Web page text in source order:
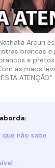
Nathalia Arcuri
brancas e
e
as mãos
ATENÇÃO”
que não sabe